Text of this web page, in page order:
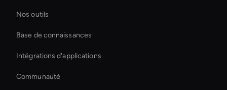
Nos outils
Base de connaissances
Intégrations d'applications
Communauté